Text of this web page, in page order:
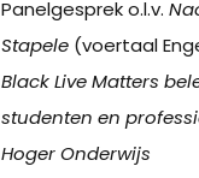
Panelgesprek o.l.v.
Stapele(voertaal
Black Live Matters
studenten en
Hoger Onderwijs